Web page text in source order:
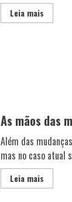
Leia mais
As mãos das
Além das
mas no caso atual
Leia mais